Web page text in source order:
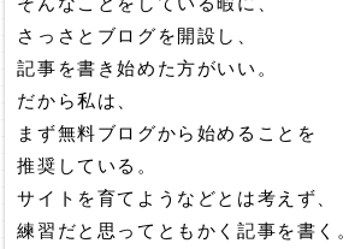
さっさとブログを開設し、
記事を書き始めた方がいい。
だから私は、
まず無料ブログから始めることを
推奨している。
サイトを育てようなどとは考えず、
練習だと思ってともかく記事を書く。